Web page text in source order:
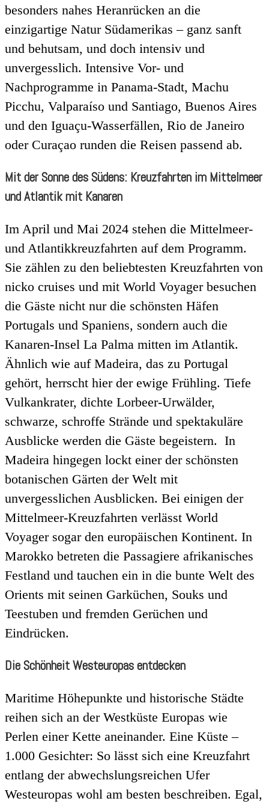
besonders nahes Heranrücken an die
einzigartige Natur Südamerikas – ganz sanft
und behutsam, und doch intensiv und
unvergesslich. Intensive Vor- und
Nachprogramme in Panama-Stadt, Machu
Picchu, Valparaíso und Santiago, Buenos Aires
und den Iguaçu-Wasserfällen, Rio de Janeiro
oder Curaçao runden die Reisen passend ab.
Mit der Sonne des Südens: Kreuzfahrten im Mittelmeer
und Atlantik mit Kanaren
Im April und Mai 2024 stehen die Mittelmeer-
und Atlantikkreuzfahrten auf dem Programm.
Sie zählen zu den beliebtesten Kreuzfahrten von
nicko cruises und mit World Voyager besuchen
die Gäste nicht nur die schönsten Häfen
Portugals und Spaniens, sondern auch die
Kanaren-Insel La Palma mitten im Atlantik.
Ähnlich wie auf Madeira, das zu Portugal
gehört, herrscht hier der ewige Frühling. Tiefe
Vulkankrater, dichte Lorbeer-Urwälder,
schwarze, schroffe Strände und spektakuläre
Ausblicke werden die Gäste begeistern. In
Madeira hingegen lockt einer der schönsten
botanischen Gärten der Welt mit
unvergesslichen Ausblicken. Bei einigen der
Mittelmeer-Kreuzfahrten verlässt World
Voyager sogar den europäischen Kontinent. In
Marokko betreten die Passagiere afrikanisches
Festland und tauchen ein in die bunte Welt des
Orients mit seinen Garküchen, Souks und
Teestuben und fremden Gerüchen und
Eindrücken.
Die Schönheit Westeuropas entdecken
Maritime Höhepunkte und historische Städte
reihen sich an der Westküste Europas wie
Perlen einer Kette aneinander. Eine Küste –
1.000 Gesichter: So lässt sich eine Kreuzfahrt
entlang der abwechslungsreichen Ufer
Westeuropas wohl am besten beschreiben. Egal,